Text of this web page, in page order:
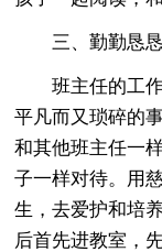
三、勤勤恳
班主任的工
平凡而又琐碎的
和其他班主任一
子一样对待。用
生，去爱护和培
后首先进教室，